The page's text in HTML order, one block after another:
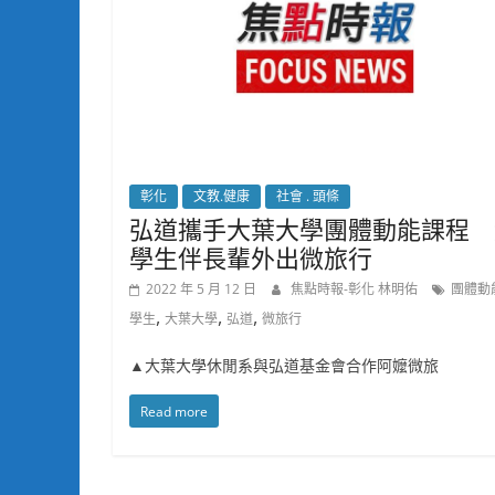
彰化 文教.健康 社會 . 頭條
弘道攜手大葉大學團體動能課程
學生伴長輩外出微旅行
2022 年 5 月 12 日 焦點時報-彰化 林明佑 團體動
學生, 大葉大學, 弘道, 微旅行
▲大葉大學休閒系與弘道基金會合作阿嬤微旅
Read more